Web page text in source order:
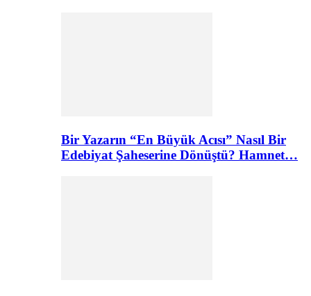
Bir Yazarın “En Büyük Acısı” Nasıl Bir
Edebiyat Şaheserine Dönüştü? Hamnet…